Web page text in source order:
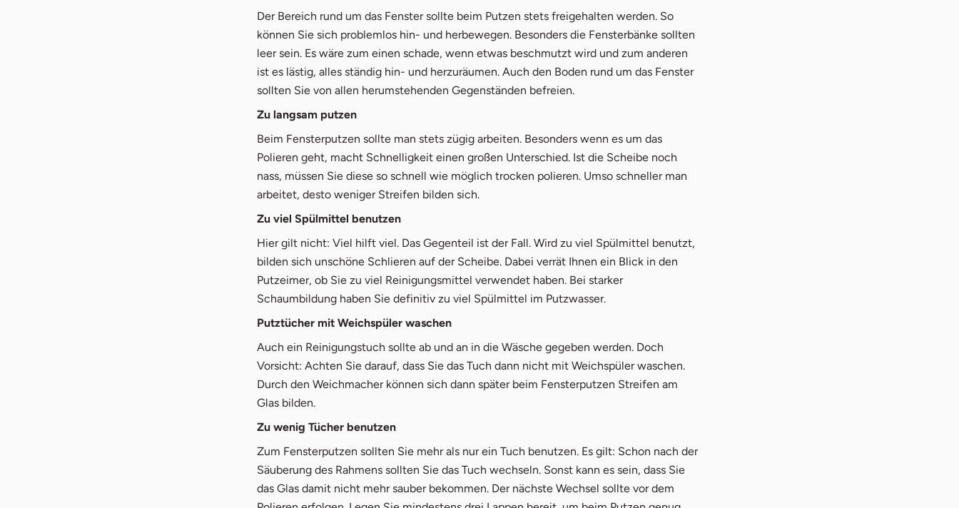
Der Bereich rund um das Fenster sollte beim Putzen stets freigehalten werden. So
können Sie sich problemlos hin- und herbewegen. Besonders die Fensterbänke sollten
leer sein. Es wäre zum einen schade, wenn etwas beschmutzt wird und zum anderen
ist es lästig, alles ständig hin- und herzuräumen. Auch den Boden rund um das Fenster
sollten Sie von allen herumstehenden Gegenständen befreien.
Zu langsam putzen
Beim Fensterputzen sollte man stets zügig arbeiten. Besonders wenn es um das
Polieren geht, macht Schnelligkeit einen großen Unterschied. Ist die Scheibe noch
nass, müssen Sie diese so schnell wie möglich trocken polieren. Umso schneller man
arbeitet, desto weniger Streifen bilden sich.
Zu viel Spülmittel benutzen
Hier gilt nicht: Viel hilft viel. Das Gegenteil ist der Fall. Wird zu viel Spülmittel benutzt,
bilden sich unschöne Schlieren auf der Scheibe. Dabei verrät Ihnen ein Blick in den
Putzeimer, ob Sie zu viel Reinigungsmittel verwendet haben. Bei starker
Schaumbildung haben Sie definitiv zu viel Spülmittel im Putzwasser.
Putztücher mit Weichspüler waschen
Auch ein Reinigungstuch sollte ab und an in die Wäsche gegeben werden. Doch
Vorsicht: Achten Sie darauf, dass Sie das Tuch dann nicht mit Weichspüler waschen.
Durch den Weichmacher können sich dann später beim Fensterputzen Streifen am
Glas bilden.
Zu wenig Tücher benutzen
Zum Fensterputzen sollten Sie mehr als nur ein Tuch benutzen. Es gilt: Schon nach der
Säuberung des Rahmens sollten Sie das Tuch wechseln. Sonst kann es sein, dass Sie
das Glas damit nicht mehr sauber bekommen. Der nächste Wechsel sollte vor dem